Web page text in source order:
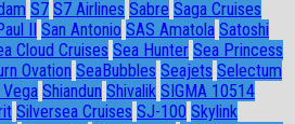
S7 S7 Airlines Sabre Saga Cruises
II San Antonio SAS Amatola Satoshi
Cloud Cruises Sea Hunter Sea Princess
Ovation SeaBubbles Seajets Selectum
Shiandun Shivalik SIGMA 10514
Silversea Cruises SJ-100 Skylink